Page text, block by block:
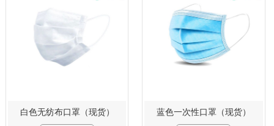
白色无纺布口罩（现货） 蓝色一次性口罩（现货）